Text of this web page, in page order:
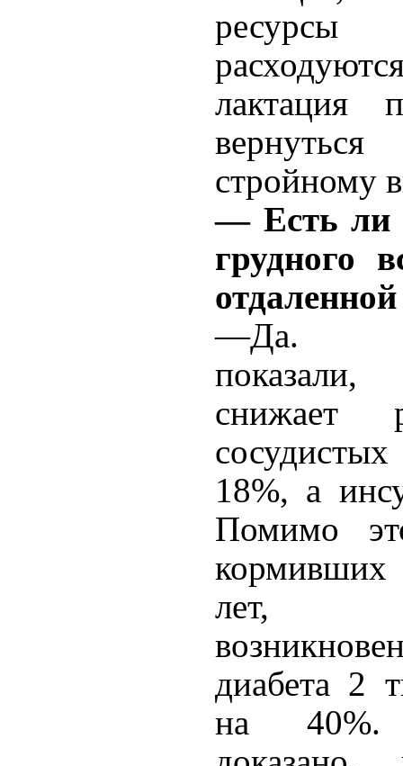
лактация
стройному
— Есть ли
грудного
снижает
18%, а
Помимо
лет,
диабета 2
на 40%.